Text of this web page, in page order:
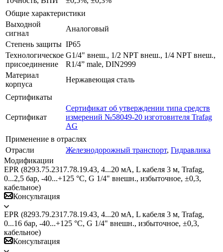
Общие характеристики
Выходной
сигнал
Аналоговый
Степень защиты IP65
Технологическое
присоединение
G1/4" внеш., 1/2 NPT внеш., 1/4 NPT внеш.,
R1/4” male, DIN2999
Материал
корпуса
Нержавеющая сталь
Сертификаты
Сертификат
Сертификат об утверждении типа средств
измерений №58049-20 изготовителя Trafag
AG
Применение в отраслях
Отрасли
Железнодорожный транспорт, Гидравлика
Модификации
EPR (8293.75.2317.78.19.43, 4...20 мА, L кабеля 3 м, Trafag,
0...2,5 бар, -40...+125 °C, G 1/4" внешн., избыточное, ±0,3,
кабельное)
Консультация
EPR (8293.79.2317.78.19.43, 4...20 мА, L кабеля 3 м, Trafag,
0...16 бар, -40...+125 °C, G 1/4" внешн., избыточное, ±0,3,
кабельное)
Консультация